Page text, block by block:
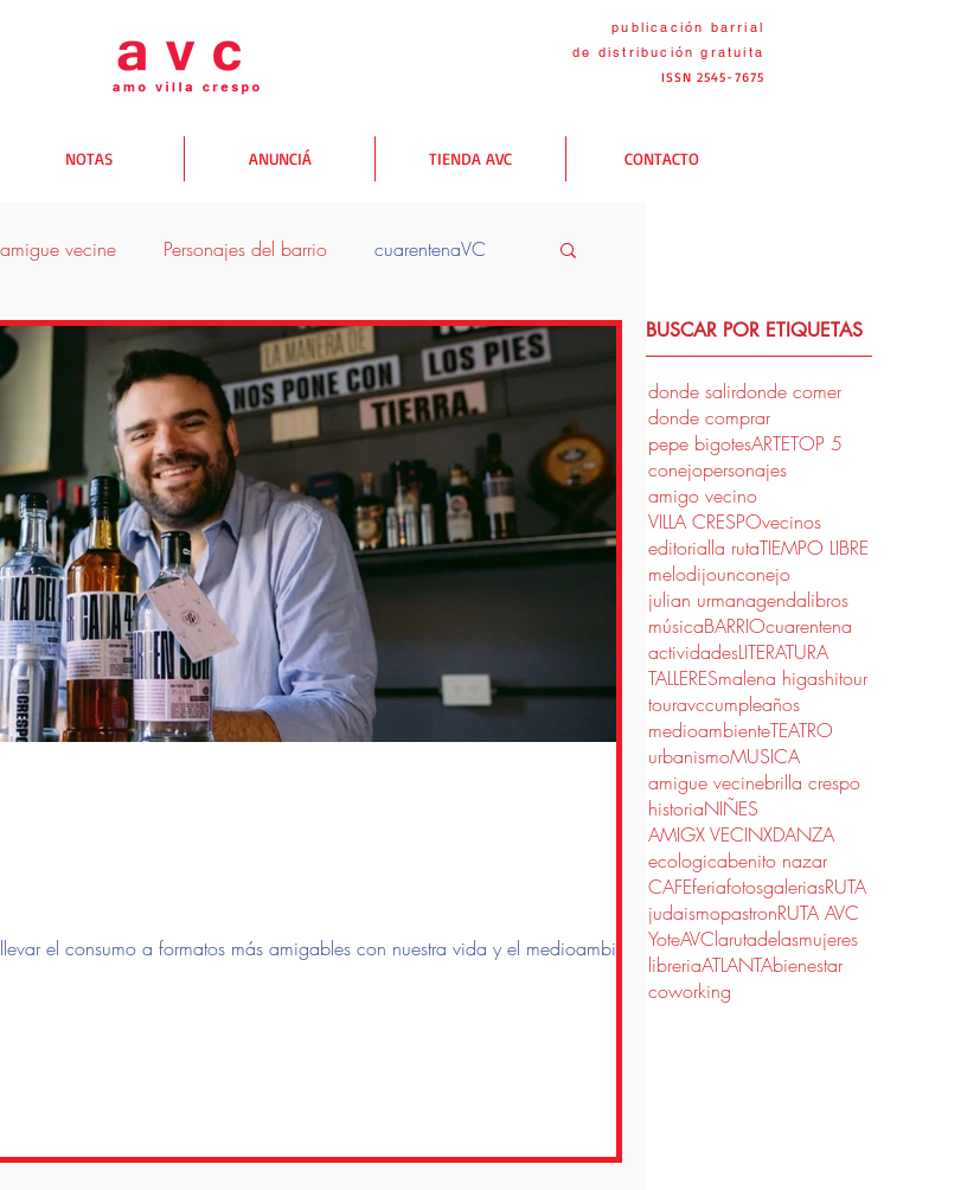
publicación barrial
de distribucióngratuita
ISSN 2545-7675
NOTAS ANUNCIÁ TIENDA AVC CONTACTO
vecine Personajes del barrio cuarentenaVC
donde salir donde comprar Yo te AVC
el consumo a formatos más amigables con nuestra vida y el medioambiente.
BUSCAR POR ETIQUETAS
donde salirdonde comer
donde comprar
pepe bigotesARTETOP 5
conejopersonajes
amigo vecino
VILLA CRESPOvecinos
editorialla rutaTIEMPO LIBRE
melodijounconejo
julian urmanagendalibros
músicaBARRIOcuarentena
actividadesLITERATURA
TALLERESmalena higashitour
touravccumpleaños
medioambienteTEATRO
urbanismoMUSICA
amigue vecinebrilla crespo
historiaNIÑES
AMIGX VECINXDANZA
ecologicabenito nazar
CAFEferiafotosgaleriasRUTA
judaismopastronRUTA AVC
YoteAVClarutadelasmujeres
libreriaATLANTAbienestar
coworking